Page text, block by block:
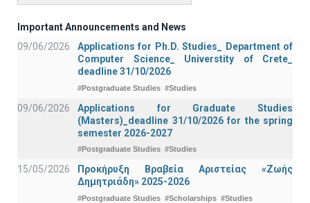
Important Announcements and News
09/06/2026
Applications for Ph.D. Studies_ Department of
Computer Science_ Universtity of Crete_
deadline 31/10/2026
#Postgraduate Studies #Studies
09/06/2026
Applications for Graduate Studies
(Masters)_deadline 31/10/2026 for the spring
semester 2026-2027
#Postgraduate Studies #Studies
15/05/2026
Προκήρυξη Βραβεία Αριστείας «Ζωής
Δημητριάδη» 2025-2026
#Postgraduate Studies #Scholarships #Studies